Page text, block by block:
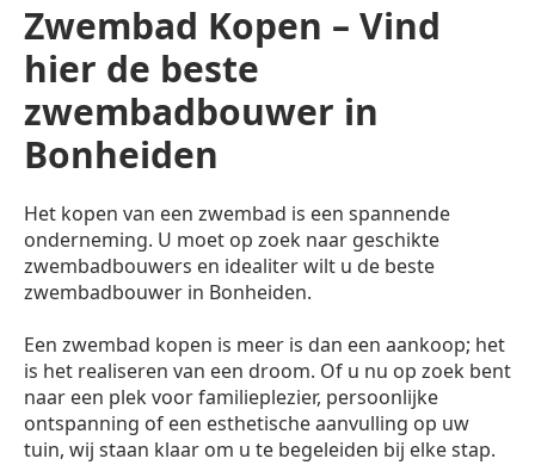
Zwembad Kopen – Vind
hier de beste
zwembadbouwer in
Bonheiden
Het kopen van een zwembad is een spannende
onderneming. U moet op zoek naar geschikte
zwembadbouwers en idealiter wilt u de beste
zwembadbouwer in Bonheiden.
Een zwembad kopen is meer is dan een aankoop; het
is het realiseren van een droom. Of u nu op zoek bent
naar een plek voor familieplezier, persoonlijke
ontspanning of een esthetische aanvulling op uw
tuin, wij staan klaar om u te begeleiden bij elke stap.